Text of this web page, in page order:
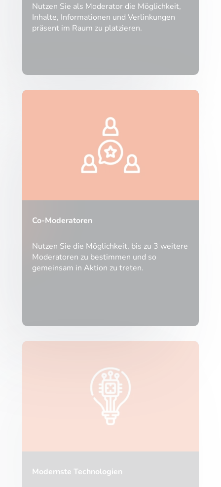
Nutzen Sie als Moderator die Möglichkeit,
Inhalte, Informationen und Verlinkungen
präsent im Raum zu platzieren.
Co-Moderatoren
Nutzen Sie die Möglichkeit, bis zu 3 weitere
Moderatoren zu bestimmen und so
gemeinsam in Aktion zu treten.
Modernste Technologien